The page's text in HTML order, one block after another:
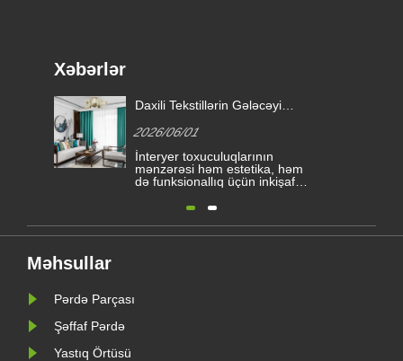
Xəbərlər
Daxili Tekstillərin Gələcəyi
Parçası ilə Müəyyən edilirmi?
2026/06/01
İnteryer toxuculuqlarının
mənzərəsi həm estetika, həm
də funksionallıq üçün inkişaf
istehlakçı seçimləri ilə idarə
transformasiyaya məruz qalır.
Məhsullar
Pərdə Parçası
Şəffaf Pərdə
Yastıq Örtüsü